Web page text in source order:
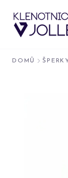
DOMŮ